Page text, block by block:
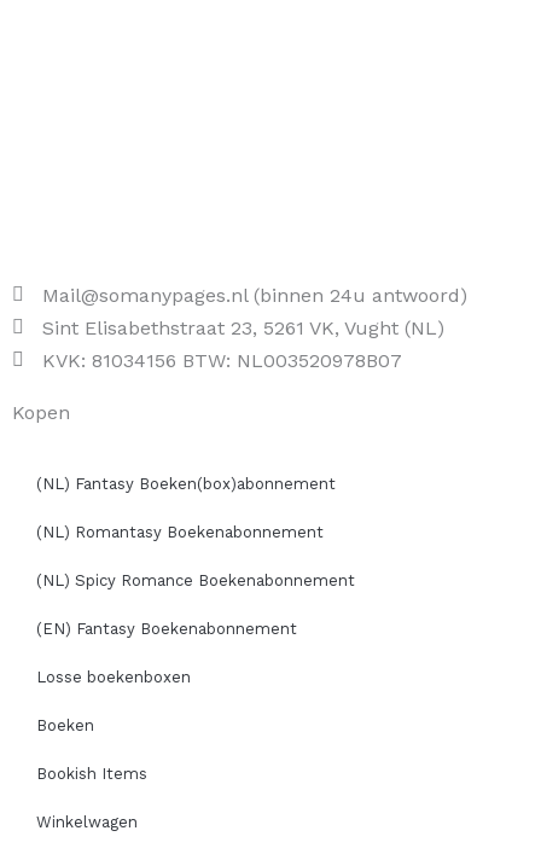
Mail@somanypages.nl (binnen 24u antwoord)
Sint Elisabethstraat 23, 5261 VK, Vught (NL)
KVK: 81034156 BTW: NL003520978B07
Kopen
(NL) Fantasy Boeken(box)abonnement
(NL) Romantasy Boekenabonnement
(NL) Spicy Romance Boekenabonnement
(EN) Fantasy Boekenabonnement
Losse boekenboxen
Boeken
Bookish Items
Winkelwagen